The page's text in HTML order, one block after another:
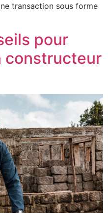
transaction sous forme
pour
constructeur